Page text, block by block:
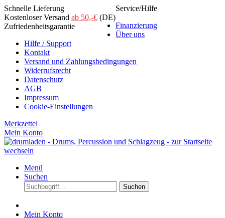
Schnelle Lieferung
Kostenloser Versand ab 50,-€ (DE)
Zufriedenheitsgarantie
Service/Hilfe
Finanzierung
Über uns
Hilfe / Support
Kontakt
Versand und Zahlungsbedingungen
Widerrufsrecht
Datenschutz
AGB
Impressum
Cookie-Einstellungen
Merkzettel
Mein Konto
Menü
Suchen
Suchen
Mein Konto